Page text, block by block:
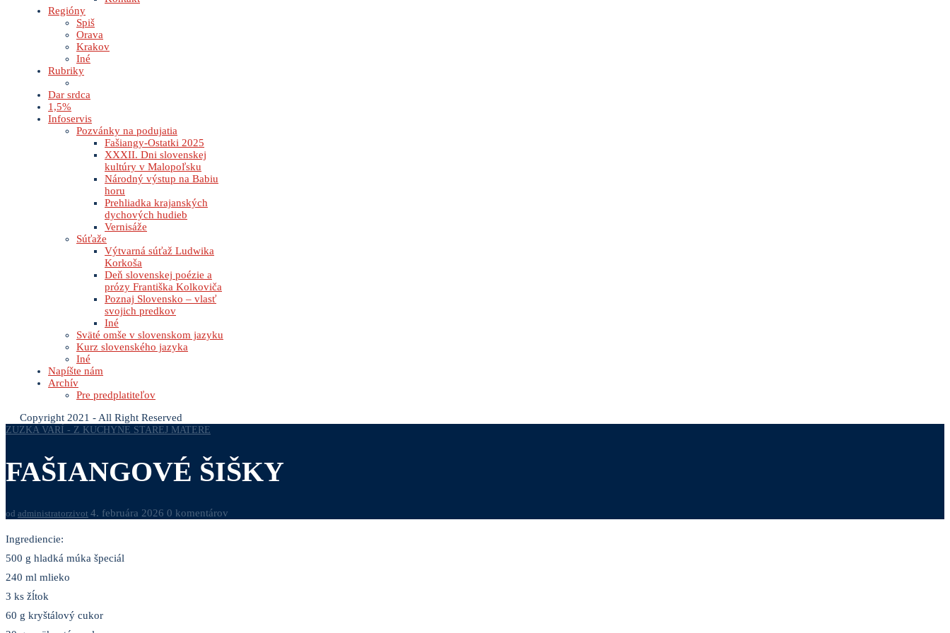
Regióny
Spiš
Orava
Krakov
Iné
Rubriky
Dar srdca
1,5%
Infoservis
Pozvánky na podujatia
Fašiangy-Ostatki 2025
XXXII. Dni slovenskej
kultúry v Malopoľsku
Národný výstup na Babiu
horu
Prehliadka krajanských
dychových hudieb
Vernisáže
Súťaže
Výtvarná súťaž Ludwika
Korkoša
Deň slovenskej poézie a
prózy Františka Kolkoviča
Poznaj Slovensko – vlasť
svojich predkov
Iné
Sväté omše v slovenskom jazyku
Kurz slovenského jazyka
Iné
Napíšte nám
Archív
Pre predplatiteľov
Copyright 2021 - All Right Reserved
ZUZKA VARÍ - Z KUCHYNE STAREJ MATERE
FAŠIANGOVÉ ŠIŠKY
od administratorzivot 4. februára 2026 0 komentárov
Ingrediencie:
500 g hladká múka špeciál
240 ml mlieko
3 ks žĺtok
60 g kryštálový cukor